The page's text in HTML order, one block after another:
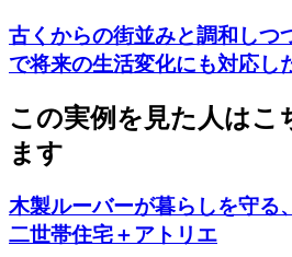
古くからの街並みと調和しつ
で将来の生活変化にも対応し
この実例を見た人はこ
ます
木製ルーバーが暮らしを守る
二世帯住宅＋アトリエ